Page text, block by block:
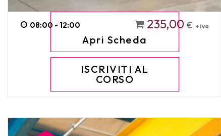
08:00 - 12:00 235,00€ + iva
Apri Scheda
ISCRIVITI AL
CORSO